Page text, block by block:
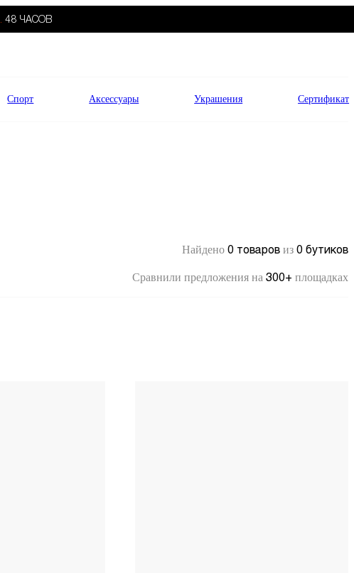
48 ЧАСОВ
Спорт Аксессуары Украшения Сертификат
Найдено 0 товаров из 0 бутиков
Сравнили предложения на 300+ площадках